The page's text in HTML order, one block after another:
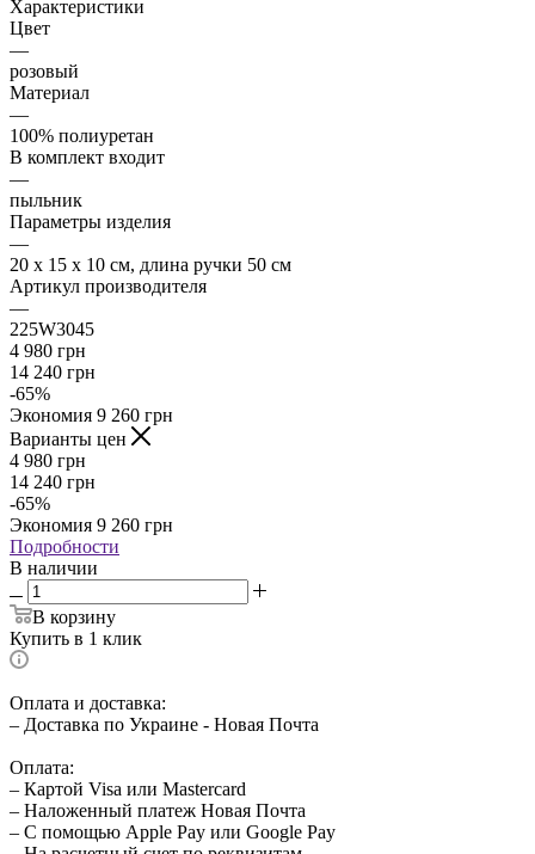
Характеристики
Цвет
—
розовый
Материал
—
100% полиуретан
В комплект входит
—
пыльник
Параметры изделия
—
20 x 15 x 10 см, длина ручки 50 см
Артикул производителя
—
225W3045
4 980 грн
14 240 грн
-65%
Экономия 9 260 грн
Варианты цен
4 980 грн
14 240 грн
-65%
Экономия 9 260 грн
Подробности
В наличии
В корзину
Купить в 1 клик
Оплата и доставка:
– Доставка по Украине - Новая Почта
Оплата:
– Картой Visa или Mastercard
– Наложенный платеж Новая Почта
– С помощью Apple Pay или Google Pay